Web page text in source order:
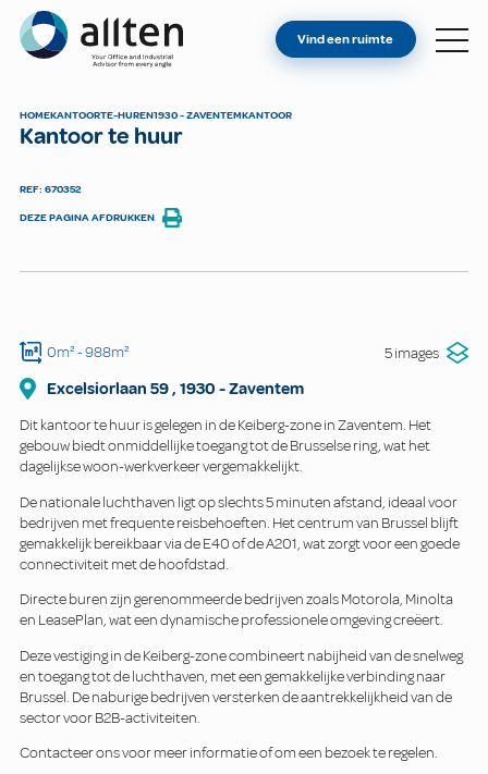
Allten
VIND EEN RUIMTE
Vind een ruimte
HOMEKANTOORTE-HUREN1930 - ZAVENTEMKANTOOR
Kantoor te huur
REF: 670352
DEZE PAGINA AFDRUKKEN
0m²- 988m² 5 images
Excelsiorlaan 59, 1930 -Zaventem
Dit kantoor te huur is gelegen in de Keiberg-zone in Zaventem. Het
gebouw biedt onmiddellijke toegang tot de Brusselse ring, wat het
dagelijkse woon-werkverkeer vergemakkelijkt.
De nationale luchthaven ligt op slechts 5 minuten afstand, ideaal voor
bedrijven met frequente reisbehoeften. Het centrum van Brussel blijft
gemakkelijk bereikbaar via de E40 of de A201, wat zorgt voor een goede
connectiviteit met de hoofdstad.
Directe buren zijn gerenommeerde bedrijven zoals Motorola, Minolta
en LeasePlan, wat een dynamische professionele omgeving creëert.
Deze vestiging in de Keiberg-zone combineert nabijheid van de snelweg
en toegang tot de luchthaven, met een gemakkelijke verbinding naar
Brussel. De naburige bedrijven versterken de aantrekkelijkheid van de
sector voor B2B-activiteiten.
Contacteer ons voor meer informatie of om een bezoek te regelen.